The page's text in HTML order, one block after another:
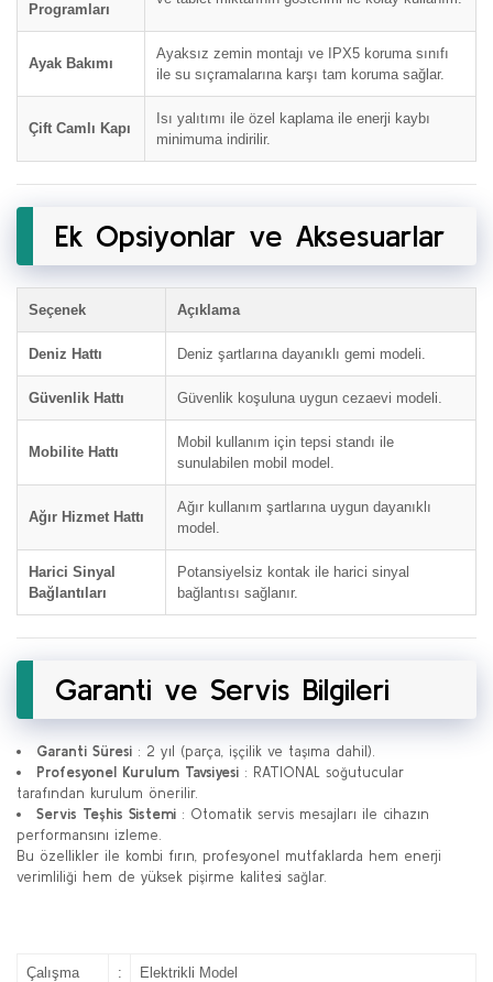
Programları
Ayak Bakımı
Ayaksız zemin montajı ve IPX5 koruma sınıfı
ile su sıçramalarına karşı tam koruma sağlar.
Çift Camlı Kapı
Isı yalıtımı ile özel kaplama ile enerji kaybı
minimuma indirilir.
Ek Opsiyonlar ve Aksesuarlar
Seçenek Açıklama
Deniz Hattı Deniz şartlarına dayanıklı gemi modeli.
Güvenlik Hattı Güvenlik koşuluna uygun cezaevi modeli.
Mobilite Hattı
Mobil kullanım için tepsi standı ile
sunulabilen mobil model.
Ağır Hizmet Hattı
Ağır kullanım şartlarına uygun dayanıklı
model.
Harici Sinyal
Bağlantıları
Potansiyelsiz kontak ile harici sinyal
bağlantısı sağlanır.
Garanti ve Servis Bilgileri
Garanti Süresi : 2 yıl (parça, işçilik ve taşıma dahil).
Profesyonel Kurulum Tavsiyesi : RATIONAL soğutucular
tarafından kurulum önerilir.
Servis Teşhis Sistemi : Otomatik servis mesajları ile cihazın
performansını izleme.
Bu özellikler ile kombi fırın, profesyonel mutfaklarda hem enerji
verimliliği hem de yüksek pişirme kalitesi sağlar.
Çalışma
: Elektrikli Model